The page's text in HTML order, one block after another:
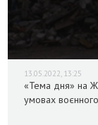
13.05.2022, 13:25
«Тема дня» на
умовах